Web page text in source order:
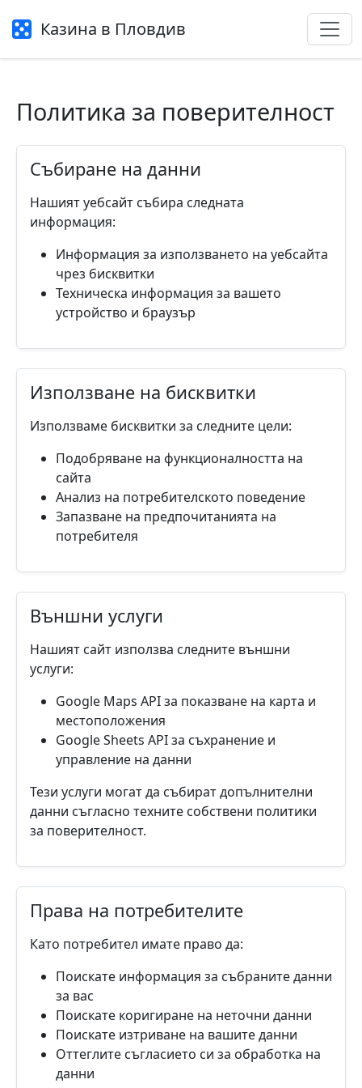
Казина в Пловдив
Политика за поверителност
Събиране на данни
Нашият уебсайт събира следната
информация:
Информация за използването на уебсайта
чрез бисквитки
Техническа информация за вашето
устройство и браузър
Използване на бисквитки
Използваме бисквитки за следните цели:
Подобряване на функционалността на
сайта
Анализ на потребителското поведение
Запазване на предпочитанията на
потребителя
Външни услуги
Нашият сайт използва следните външни
услуги:
Google Maps API за показване на карта и
местоположения
Google Sheets API за съхранение и
управление на данни
Тези услуги могат да събират допълнителни
данни съгласно техните собствени политики
за поверителност.
Права на потребителите
Като потребител имате право да:
Поискате информация за събраните данни
за вас
Поискате коригиране на неточни данни
Поискате изтриване на вашите данни
Оттеглите съгласието си за обработка на
данни